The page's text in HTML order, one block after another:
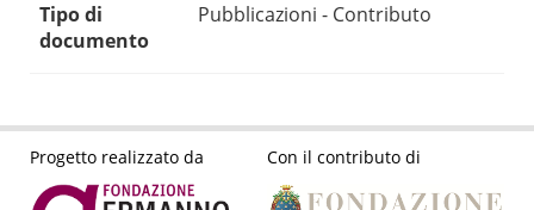
Tipo di
documento
Pubblicazioni - Contributo
Progetto realizzato da Con il contributo di